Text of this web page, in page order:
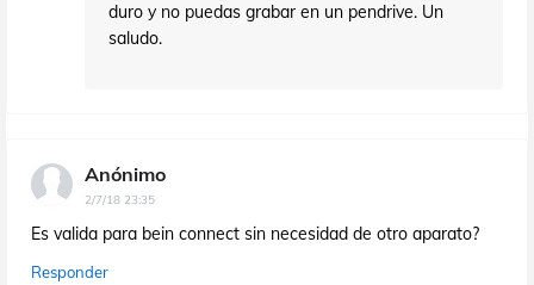
duro y no puedas grabar en un pendrive. Un
saludo.
Anónimo
2/7/18 23:35
Es valida para bein connect sin necesidad de otro aparato?
Responder